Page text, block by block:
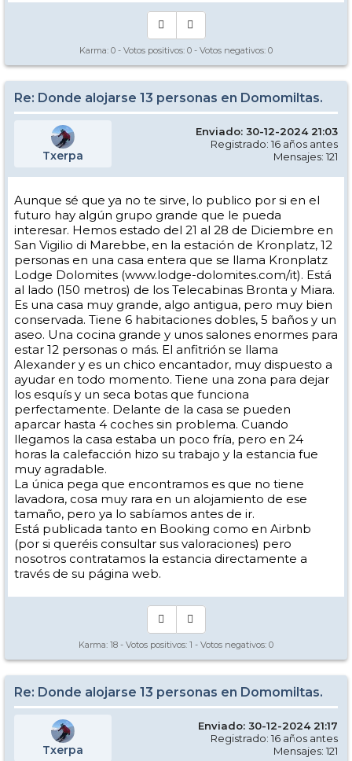
Karma: 0 - Votos positivos: 0 - Votos negativos: 0
Re: Donde alojarse 13 personas en Domomiltas.
Txerpa
Enviado: 30-12-2024 21:03
Registrado: 16 años antes
Mensajes: 121
Aunque sé que ya no te sirve, lo publico por si en el
futuro hay algún grupo grande que le pueda
interesar. Hemos estado del 21 al 28 de Diciembre en
San Vigilio di Marebbe, en la estación de Kronplatz, 12
personas en una casa entera que se llama Kronplatz
Lodge Dolomites (www.lodge-dolomites.com/it). Está
al lado (150 metros) de los Telecabinas Bronta y Miara.
Es una casa muy grande, algo antigua, pero muy bien
conservada. Tiene 6 habitaciones dobles, 5 baños y un
aseo. Una cocina grande y unos salones enormes para
estar 12 personas o más. El anfitrión se llama
Alexander y es un chico encantador, muy dispuesto a
ayudar en todo momento. Tiene una zona para dejar
los esquís y un seca botas que funciona
perfectamente. Delante de la casa se pueden
aparcar hasta 4 coches sin problema. Cuando
llegamos la casa estaba un poco fría, pero en 24
horas la calefacción hizo su trabajo y la estancia fue
muy agradable.
La única pega que encontramos es que no tiene
lavadora, cosa muy rara en un alojamiento de ese
tamaño, pero ya lo sabíamos antes de ir.
Está publicada tanto en Booking como en Airbnb
(por si queréis consultar sus valoraciones) pero
nosotros contratamos la estancia directamente a
través de su página web.
Karma: 18 - Votos positivos: 1 - Votos negativos: 0
Re: Donde alojarse 13 personas en Domomiltas.
Txerpa
Enviado: 30-12-2024 21:17
Registrado: 16 años antes
Mensajes: 121